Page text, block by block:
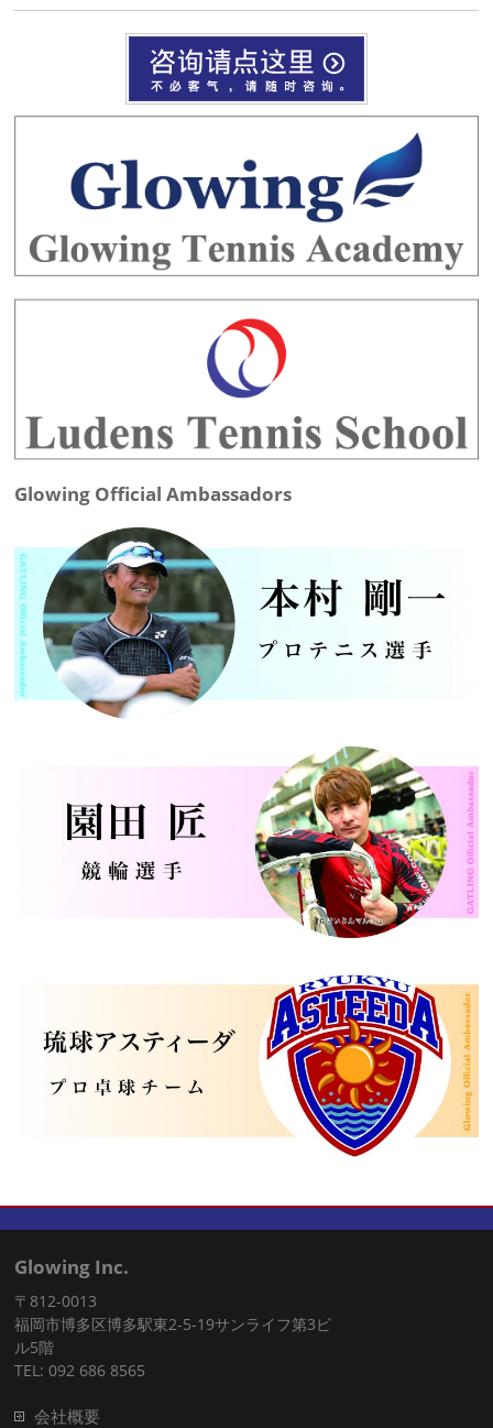
Glowing Official Ambassadors
Glowing Inc.
〒812-0013
福岡市博多区博多駅東2-5-19サンライフ第3ビ
ル5階
TEL: 092 686 8565
会社概要